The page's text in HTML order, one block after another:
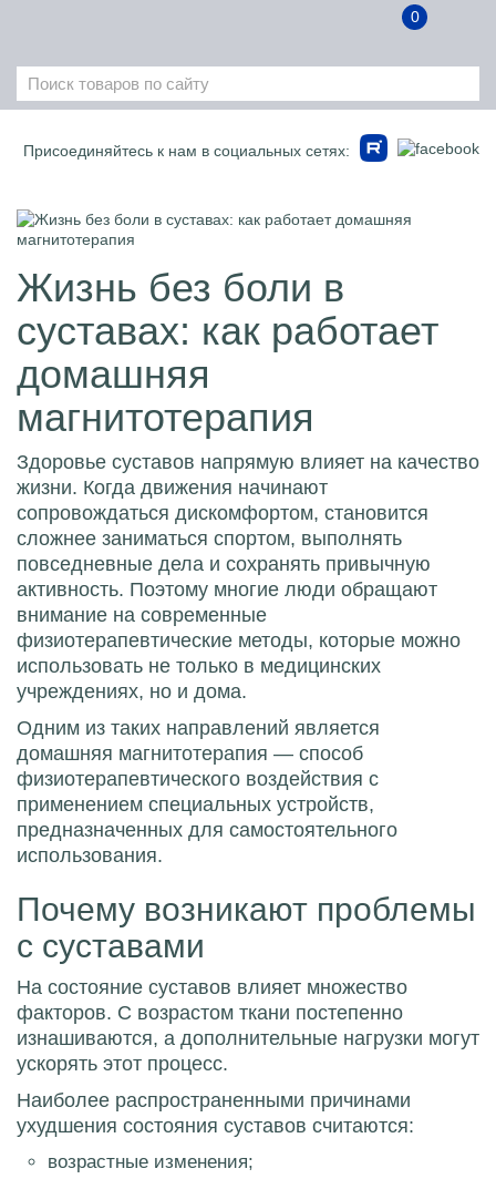
0
Присоединяйтесь к нам в социальных сетях:
Жизнь без боли в
суставах: как работает
домашняя
магнитотерапия
Здоровье суставов напрямую влияет на качество
жизни. Когда движения начинают
сопровождаться дискомфортом, становится
сложнее заниматься спортом, выполнять
повседневные дела и сохранять привычную
активность. Поэтому многие люди обращают
внимание на современные
физиотерапевтические методы, которые можно
использовать не только в медицинских
учреждениях, но и дома.
Одним из таких направлений является
домашняя магнитотерапия — способ
физиотерапевтического воздействия с
применением специальных устройств,
предназначенных для самостоятельного
использования.
Почему возникают проблемы
с суставами
На состояние суставов влияет множество
факторов. С возрастом ткани постепенно
изнашиваются, а дополнительные нагрузки могут
ускорять этот процесс.
Наиболее распространенными причинами
ухудшения состояния суставов считаются:
возрастные изменения;